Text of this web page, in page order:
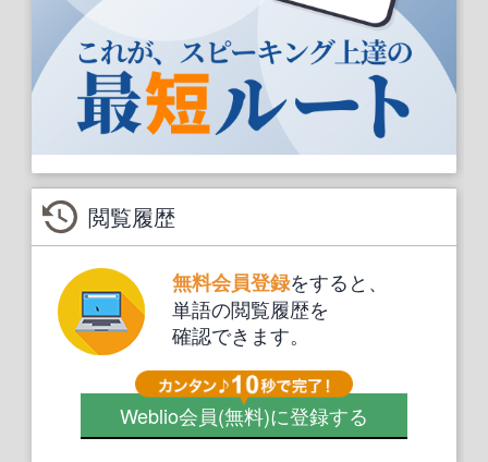
閲覧履歴
無料会員登録をすると、
単語の閲覧履歴を
確認できます。
Weblio会員(無料)に登録する